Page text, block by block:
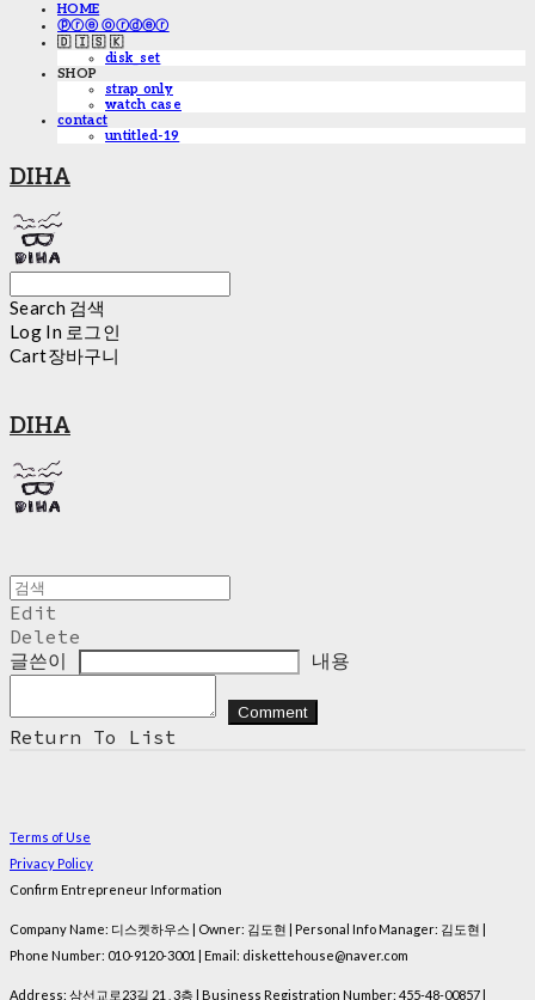
HOME
ⓟⓡⓔ ⓞⓡⓓⓔⓡ
🇩 🇮 🇸 🇰
disk_set
SHOP
strap only
watch case
contact
untitled-19
DIHA
Search 검색
Log In 로그인
Cart장바구니
DIHA
Edit
Delete
글쓴이
내용
Comment
Return To List
Terms of Use
Privacy Policy
Confirm Entrepreneur Information
Company Name: 디스켓하우스 | Owner: 김도현 | Personal Info Manager: 김도현 |
Phone Number: 010-9120-3001 | Email: diskettehouse@naver.com
Address: 삼선교로23길 21 , 3층 | Business Registration Number: 455-48-00857